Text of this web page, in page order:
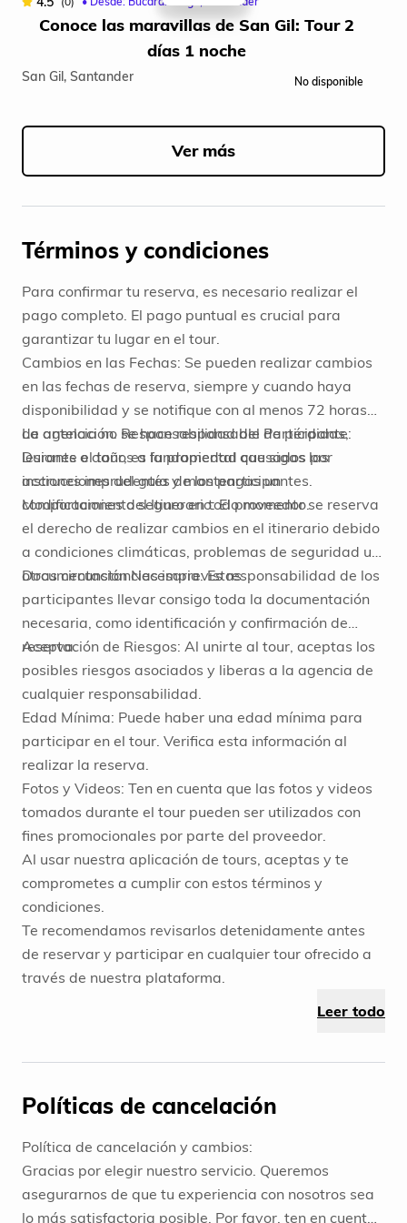
Conoce las maravillas de San Gil: Tour 2
días 1 noche
San Gil, Santander No disponible
1
5
Ver más
Términos y condiciones
Para confirmar tu reserva, es necesario realizar el
pago completo. El pago puntual es crucial para
garantizar tu lugar en el tour.
Cambios en las Fechas: Se pueden realizar cambios
en las fechas de reserva, siempre y cuando haya
disponibilidad y se notifique con al menos 72 horas
de antelación. Responsabilidad del Participante:
Durante el tour, es fundamental que sigas las
instrucciones del guía y mantengas un
comportamiento seguro en todo momento.
La agencia no se hace responsable de pérdidas,
lesiones o daños a la propiedad causados por
acciones imprudentes de los participantes.
Modificaciones del Itinerario: El proveedor se reserva
el derecho de realizar cambios en el itinerario debido
a condiciones climáticas, problemas de seguridad u
otras circunstancias imprevistas.
Documentación Necesaria: Es responsabilidad de los
participantes llevar consigo toda la documentación
necesaria, como identificación y confirmación de
reserva.
Aceptación de Riesgos: Al unirte al tour, aceptas los
posibles riesgos asociados y liberas a la agencia de
cualquier responsabilidad.
Edad Mínima: Puede haber una edad mínima para
participar en el tour. Verifica esta información al
realizar la reserva.
Fotos y Videos: Ten en cuenta que las fotos y videos
tomados durante el tour pueden ser utilizados con
fines promocionales por parte del proveedor.
Al usar nuestra aplicación de tours, aceptas y te
comprometes a cumplir con estos términos y
condiciones.
Te recomendamos revisarlos detenidamente antes
de reservar y participar en cualquier tour ofrecido a
través de nuestra plataforma.
Leer todo
Políticas de cancelación
Política de cancelación y cambios:
Gracias por elegir nuestro servicio. Queremos
asegurarnos de que tu experiencia con nosotros sea
lo más satisfactoria posible. Por favor, ten en cuenta